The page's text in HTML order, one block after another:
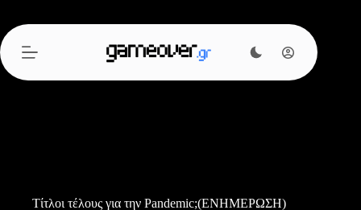
περιεχόμενο
Τίτλοι τέλους για την Pandemic;(ΕΝΗΜΕΡΩΣΗ)